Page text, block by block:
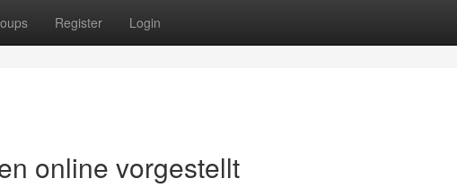
Register Login
online vorgestellt